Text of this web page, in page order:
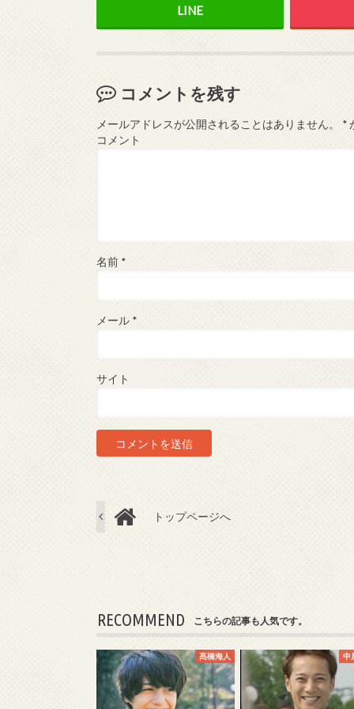
コメントを残す
メールアドレスが公開されることはありません。 *
コメント
名前 *
メール *
サイト
トップページへ
RECOMMEND こちらの記事も人気です。
髙橋海人 中